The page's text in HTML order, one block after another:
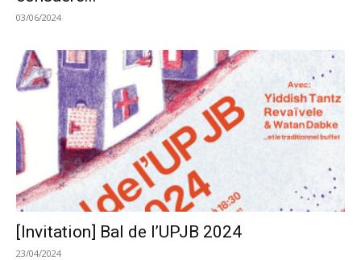
03/06/2024
[Invitation] Bal de l’UPJB 2024
23/04/2024